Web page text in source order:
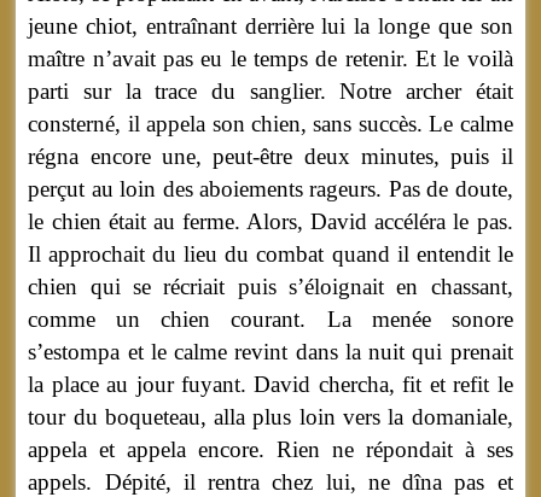
jeune chiot, entraînant derrière lui la longe que son
maître n’avait pas eu le temps de retenir. Et le voilà
parti sur la trace du sanglier. Notre archer était
consterné, il appela son chien, sans succès. Le calme
régna encore une, peut-être deux minutes, puis il
perçut au loin des aboiements rageurs. Pas de doute,
le chien était au ferme. Alors, David accéléra le pas.
Il approchait du lieu du combat quand il entendit le
chien qui se récriait puis s’éloignait en chassant,
comme un chien courant. La menée sonore
s’estompa et le calme revint dans la nuit qui prenait
la place au jour fuyant. David chercha, fit et refit le
tour du boqueteau, alla plus loin vers la domaniale,
appela et appela encore. Rien ne répondait à ses
appels. Dépité, il rentra chez lui, ne dîna pas et